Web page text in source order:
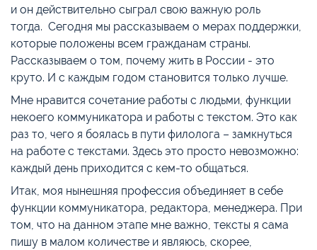
и он действительно сыграл свою важную роль
тогда. Сегодня мы рассказываем о мерах поддержки,
которые положены всем гражданам страны.
Рассказываем о том, почему жить в России - это
круто. И с каждым годом становится только лучше.
Мне нравится сочетание работы с людьми, функции
некоего коммуникатора и работы с текстом. Это как
раз то, чего я боялась в пути филолога – замкнуться
на работе с текстами. Здесь это просто невозможно:
каждый день приходится с кем-то общаться.
Итак, моя нынешняя профессия объединяет в себе
функции коммуникатора, редактора, менеджера. При
том, что на данном этапе мне важно, тексты я сама
пишу в малом количестве и являюсь, скорее,